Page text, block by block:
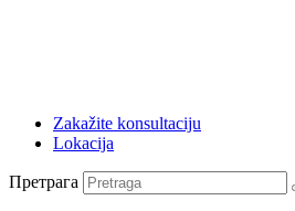
Zakažite konsultaciju
Lokacija
Претрага